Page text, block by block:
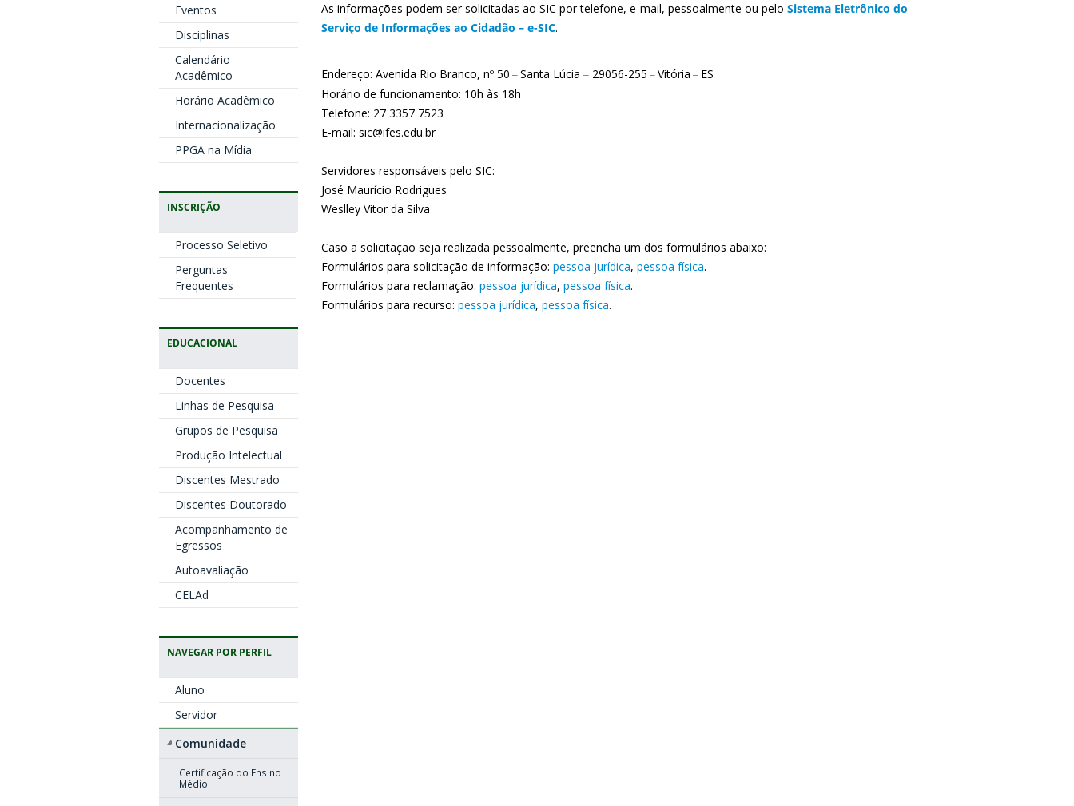
Eventos
Disciplinas
Calendário
Acadêmico
Horário Acadêmico
Internacionalização
PPGA na Mídia
INSCRIÇÃO
Processo Seletivo
Perguntas
Frequentes
EDUCACIONAL
Docentes
Linhas de Pesquisa
Grupos de Pesquisa
Produção Intelectual
Discentes Mestrado
Discentes Doutorado
Acompanhamento de
Egressos
Autoavaliação
CELAd
NAVEGAR POR PERFIL
Aluno
Servidor
Comunidade
Certificação do Ensino
Médio
As informações podem ser solicitadas ao SIC por telefone, e-mail, pessoalmente ou pelo Sistema Eletrônico do
Serviço de Informações ao Cidadão – e-SIC.
Endereço: Avenida Rio Branco, nº 50 – Santa Lúcia – 29056-255 – Vitória – ES
Horário de funcionamento: 10h às 18h
Telefone: 27 3357 7523
E-mail: sic@ifes.edu.br
Servidores responsáveis pelo SIC:
José Maurício Rodrigues
Weslley Vitor da Silva
Caso a solicitação seja realizada pessoalmente, preencha um dos formulários abaixo:
Formulários para solicitação de informação: pessoa jurídica, pessoa física.
Formulários para reclamação: pessoa jurídica, pessoa física.
Formulários para recurso: pessoa jurídica, pessoa física.